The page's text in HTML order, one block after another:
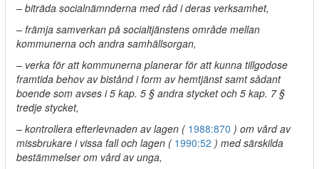
– biträda socialnämnderna med råd i deras verksamhet,
– främja samverkan på socialtjänstens område mellan
kommunerna och andra samhällsorgan,
– verka för att kommunerna planerar för att kunna tillgodose
framtida behov av bistånd i form av hemtjänst samt sådant
boende som avses i 5 kap. 5 § andra stycket och 5 kap. 7 §
tredje stycket,
– kontrollera efterlevnaden av lagen ( 1988:870 ) om vård av
missbrukare i vissa fall och lagen ( 1990:52 ) med särskilda
bestämmelser om vård av unga,